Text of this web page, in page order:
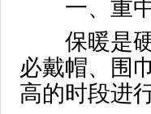
一、重中
保暖是硬
必戴帽、围
高的时段进